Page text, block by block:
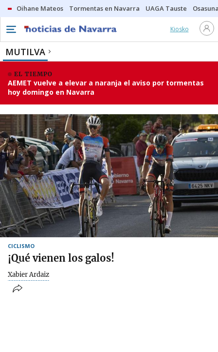
Oihane Mateos Tormentas en Navarra UAGA Tauste
Kiosko
MUTILVA
EL TIEMPO
AEMET vuelve a elevar a naranja el aviso por tormentas
hoy domingo en Navarra
CICLISMO
¡Qué vienen los galos!
Xabier Ardaiz